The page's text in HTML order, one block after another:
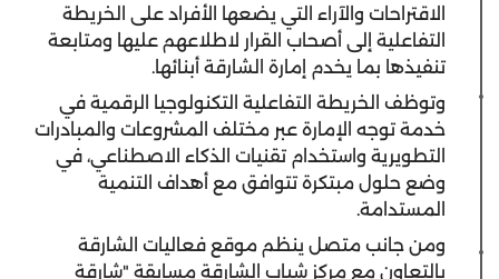
الاقتراحات والآراء التي يضعها الأفراد على الخريطة
التفاعلية إلى أصحاب القرار لاطلاعهم عليها ومتابعة
تنفيذها بما يخدم إمارة الشارقة أبنائها.
وتوظف الخريطة التفاعلية التكنولوجيا الرقمية في
خدمة توجه الإمارة عبر مختلف المشروعات والمبادرات
التطويرية واستخدام تقنيات الذكاء الاصطناعي، في
وضع حلول مبتكرة تتوافق مع أهداف التنمية
المستدامة.
ومن جانب متصل ينظم موقع فعاليات الشارقة
بالتعاون مع مركز شباب الشارقة مسابقة "شارقة